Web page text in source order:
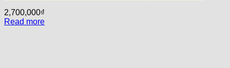
2,700,000₫
Read more